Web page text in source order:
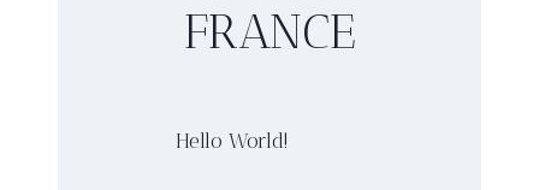
FRANCE
Hello World!